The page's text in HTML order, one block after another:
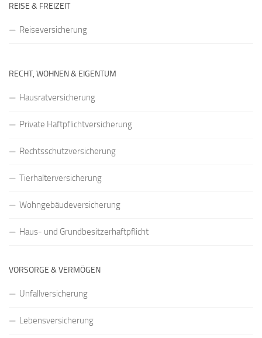
REISE & FREIZEIT
Reiseversicherung
RECHT, WOHNEN & EIGENTUM
Hausratversicherung
Private Haftpflichtversicherung
Rechtsschutzversicherung
Tierhalterversicherung
Wohngebäudeversicherung
Haus- und Grundbesitzerhaftpflicht
VORSORGE & VERMÖGEN
Unfallversicherung
Lebensversicherung